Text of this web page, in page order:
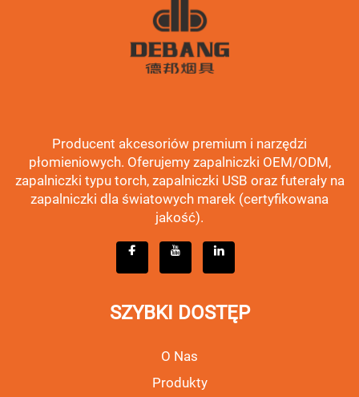
Producent akcesoriów premium i narzędzi
płomieniowych. Oferujemy zapalniczki OEM/ODM,
zapalniczki typu torch, zapalniczki USB oraz futerały na
zapalniczki dla światowych marek (certyfikowana
jakość).
SZYBKI DOSTĘP
O Nas
Produkty